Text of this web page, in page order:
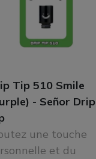
Tip 510 Smile
- Señor Drip
une touche
et du